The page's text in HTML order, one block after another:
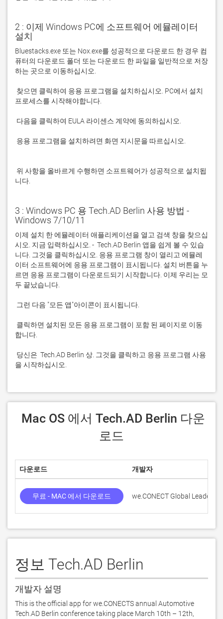
2 : 이제 Windows PC에 소프트웨어 에뮬레이터
설치
Bluestacks.exe 또는 Nox.exe를 성공적으로 다운로드 한 경우 컴
퓨터의 다운로드 폴더 또는 다운로드 한 파일을 일반적으로 저장
니다.
3 : Windows PC 용 Tech.AD Berlin 사용 방법 -
Windows 7/10/11
이제 설치 한 에뮬레이터 애플리케이션을 열고 검색 창을 찾으십
시오. 지금 입력하십시오. -  Tech.AD Berlin 앱을 쉽게 볼 수 있습
니다. 그것을 클릭하십시오. 응용 프로그램 창이 열리고 에뮬레
이터 소프트웨어에 응용 프로그램이 표시됩니다. 설치 버튼을 누
르면 응용 프로그램이 다운로드되기 시작합니다. 이제 우리는 모
을 시작하십시오.
로드
다운로드 개발자
무료 - MAC 에서 다운로드 we.CONECT Global Leaders
정보 Tech.AD Berlin
개발자 설명
This is the official app for we.CONECTS annual Automotive
Tech.AD Berlin conference taking place March 10th – 12th,